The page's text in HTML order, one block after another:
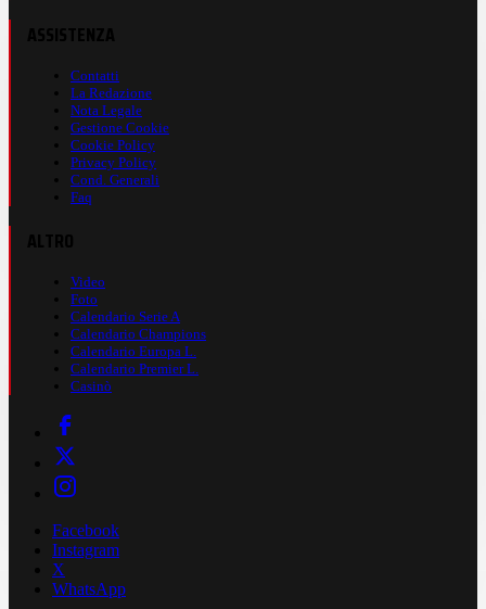
Contatti
La Redazione
Nota Legale
Gestione Cookie
Cookie Policy
Privacy Policy
Cond. Generali
Faq
Video
Foto
Calendario Serie A
Calendario Champions
Calendario Europa L.
Calendario Premier L.
Casinò
Facebook
Instagram
X
WhatsApp